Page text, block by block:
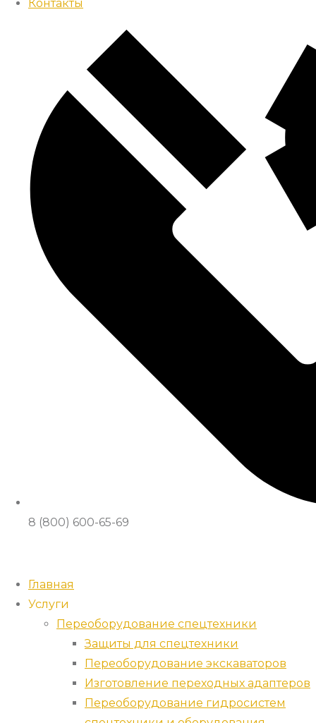
Контакты
8 (800) 600-65-69
Главная
Услуги
Переоборудование спецтехники
Защиты для спецтехники
Переоборудование экскаваторов
Изготовление переходных адаптеров
Переоборудование гидросистем